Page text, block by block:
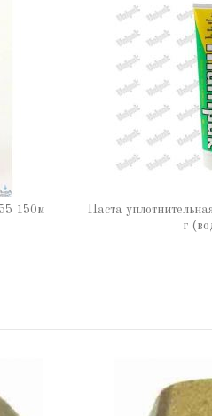
150м
Паста
г